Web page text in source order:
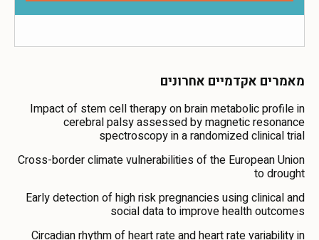
מאמרים אקדמיים אחרונים
Impact of stem cell therapy on brain metabolic profile in
cerebral palsy assessed by magnetic resonance
spectroscopy in a randomized clinical trial
Cross-border climate vulnerabilities of the European Union
to drought
Early detection of high risk pregnancies using clinical and
social data to improve health outcomes
Circadian rhythm of heart rate and heart rate variability in